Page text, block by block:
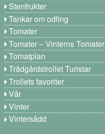
Stenfrukter
Tankar om odling
Tomater
Tomater – Vinterns Tomater
Tomatplan
Trädgårdstrollet Turistar
Trollets favoriter
Vår
Vinter
Vintersådd